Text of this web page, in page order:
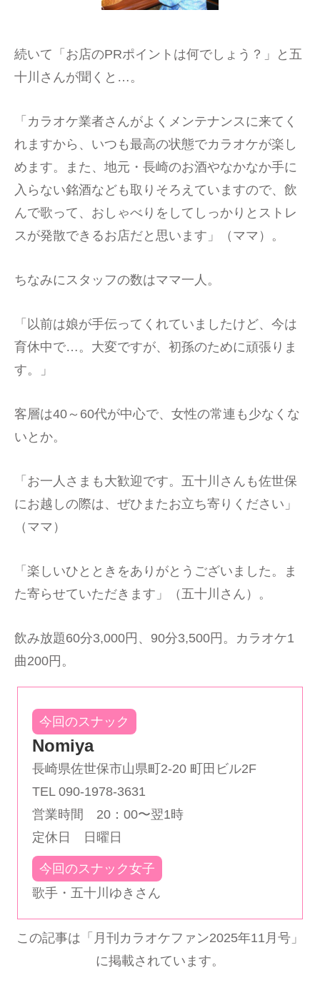
続いて「お店のPRポイントは何でしょう？」と五
十川さんが聞くと…。
「カラオケ業者さんがよくメンテナンスに来てく
れますから、いつも最高の状態でカラオケが楽し
めます。また、地元・長崎のお酒やなかなか手に
入らない銘酒なども取りそろえていますので、飲
んで歌って、おしゃべりをしてしっかりとストレ
スが発散できるお店だと思います」（ママ）。
ちなみにスタッフの数はママ一人。
「以前は娘が手伝ってくれていましたけど、今は
育休中で…。大変ですが、初孫のために頑張りま
す。」
客層は40～60代が中心で、女性の常連も少なくな
いとか。
「お一人さまも大歓迎です。五十川さんも佐世保
にお越しの際は、ぜひまたお立ち寄りください」
（ママ）
「楽しいひとときをありがとうございました。ま
た寄らせていただきます」（五十川さん）。
飲み放題60分3,000円、90分3,500円。カラオケ1
曲200円。
今回のスナック
Nomiya
長崎県佐世保市山県町2-20 町田ビル2F
TEL 090-1978-3631
営業時間 20：00〜翌1時
定休日 日曜日
今回のスナック女子
歌手・五十川ゆきさん
この記事は「月刊カラオケファン2025年11月号」
に掲載されています。